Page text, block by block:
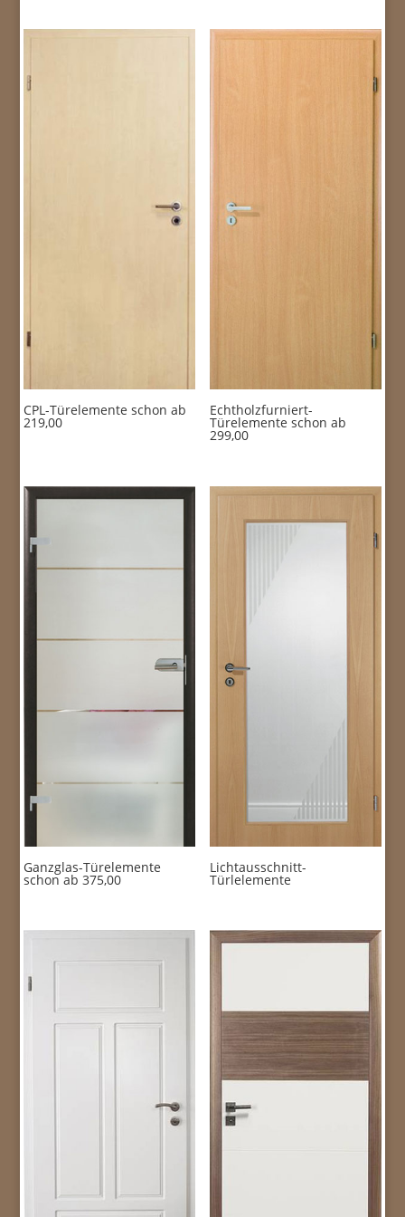
CPL-Türelemente schon ab
219,00
Echtholzfurniert-
Türelemente schon ab
299,00
Ganzglas-Türelemente
schon ab 375,00
Lichtausschnitt-
Türlelemente